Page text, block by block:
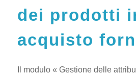
dei prodotti
acquisto
Il modulo « Gestione delle